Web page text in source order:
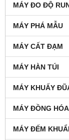
MÁY ĐO ĐỘ
MÁY PHÁ MẪU
MÁY CẤT ĐẠM
MÁY HÀN TÚI
MÁY KHUẤY
MÁY ĐỒNG
MÁY ĐẾM